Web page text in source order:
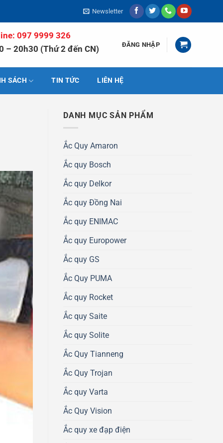
Newsletter
097 9999 326
– 20h30 (Thứ 2 đến CN)
ĐĂNG NHẬP
SÁCH TIN TỨC LIÊN HỆ
DANH MỤC SẢN PHẨM
Ắc Quy Amaron
Ắc quy Bosch
Ắc quy Delkor
Ắc quy Đồng Nai
Ắc quy ENIMAC
Ắc quy Europower
Ắc quy GS
Ắc Quy PUMA
Ắc quy Rocket
Ắc quy Saite
Ắc quy Solite
Ắc Quy Tianneng
Ắc Quy Trojan
Ắc quy Varta
Ắc Quy Vision
Ắc quy xe đạp điện